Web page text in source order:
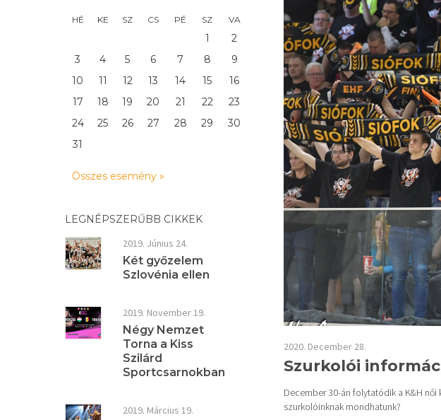
HÉ KE SZ CS PÉ SZ VA
1
2
3
4 5 6 7 8
9
10
11 12 13 14 15
16
17
18 19 20 21 22
23
24
25 26 27 28 29
30
31
Összes esemény »
LEGNÉPSZERŰBB CIKKEK
2019. Június 24.
Két győzelem
Szlovénia ellen
2019. November 19.
Négy Nemzet
Torna a Kiss
Szilárd
Sportcsarnokban
2019. Március 19.
2020. December 28.
Szurkolói
December 30-án folytatódik a K&H
szurkolóinknak mondhatunk?